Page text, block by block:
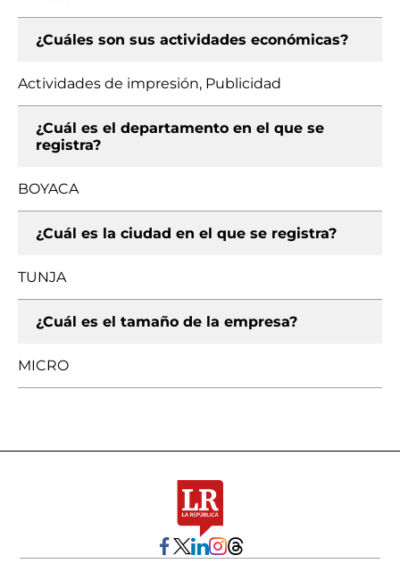
¿Cuáles son sus actividades económicas?
Actividades de impresión, Publicidad
¿Cuál es el departamento en el que se
registra?
BOYACA
¿Cuál es la ciudad en el que se registra?
TUNJA
¿Cuál es el tamaño de la empresa?
MICRO